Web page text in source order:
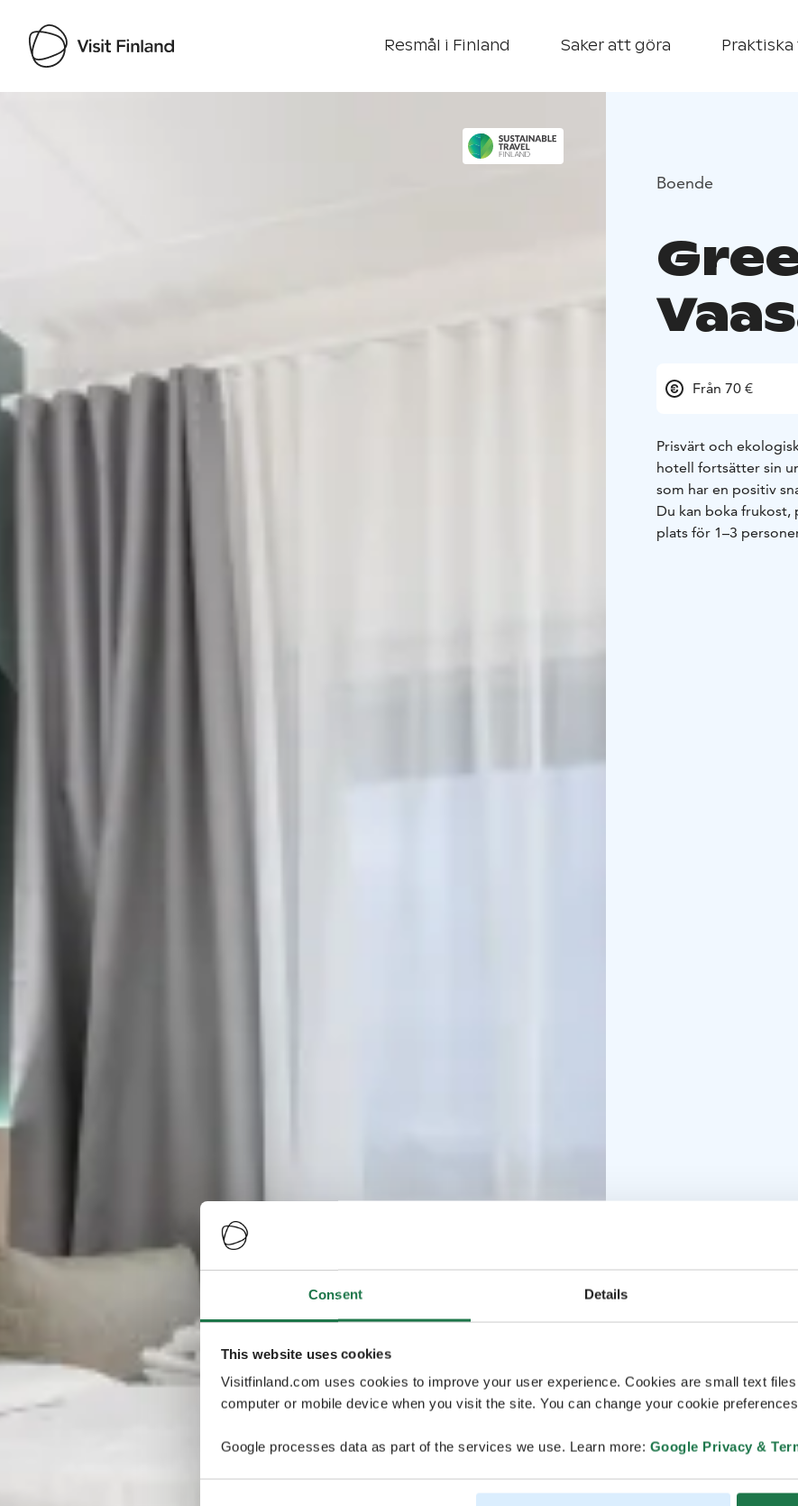
Consent Details
This website uses cookies
Visitfinland.com uses cookies to improve your user experience. Cookies are small text
computer or mobile device when you visit the site. You can change your cookie
Google processes data as part of the services we use. Learn more: Google Privacy &
Resmål i Finland Saker att göra
Boende
Från 70 €
Prisvärt och
hotell fortsätter sin
som har en positiv
Du kan boka frukost,
plats för 1–3